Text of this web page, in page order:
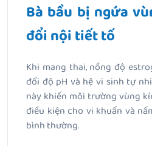
Bà bầu bị ngứa
đổi nội tiết tố
Khi mang thai, nồng độ
đổi độ pH và hệ vi sinh tự
này khiến môi trường vùng
điều kiện cho vi khuẩn và
bình thường.